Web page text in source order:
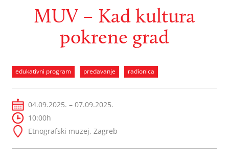
MUV – Kad kultura
pokrene grad
edukativni program predavanje radionica
04.09.2025. – 07.09.2025.
10:00h
Etnografski muzej, Zagreb